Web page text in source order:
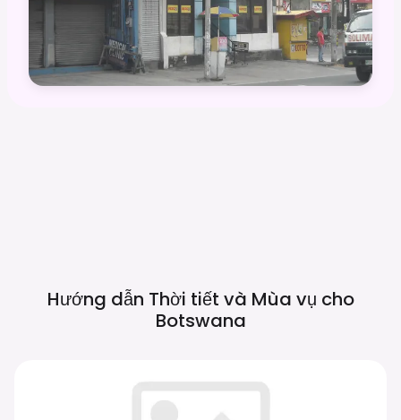
Hướng dẫn Thời tiết và Mùa vụ cho
Botswana